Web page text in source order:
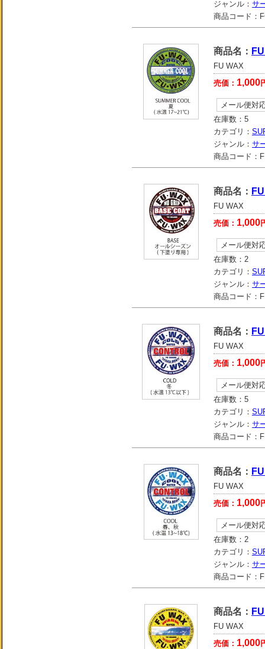
ジャンル： サ
商品コード：
商品名：
FU WAX
売価： 1,000
メール便対
在庫数： 5
カテゴリ：
ジャンル： サ
商品コード：
商品名：
FU WAX
売価： 1,000
メール便対
在庫数： 2
カテゴリ：
ジャンル： サ
商品コード：
商品名：
FU WAX
売価： 1,000
メール便対
在庫数： 5
カテゴリ：
ジャンル： サ
商品コード：
商品名：
FU WAX
売価： 1,000
メール便対
在庫数： 2
カテゴリ：
ジャンル： サ
商品コード：
商品名：
FU WAX
売価： 1,000